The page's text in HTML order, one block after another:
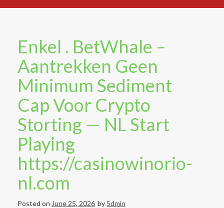
Enkel . BetWhale –
Aantrekken Geen
Minimum Sediment
Cap Voor Crypto
Storting — NL Start
Playing
https://casinowinorio-
nl.com
Posted on June 25, 2026 by 5dmin